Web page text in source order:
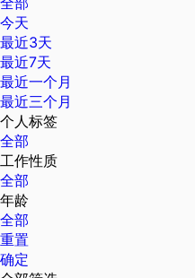
今天
最近3天
最近7天
最近一个月
最近三个月
个人标签
全部
工作性质
全部
年龄
全部
重置
确定